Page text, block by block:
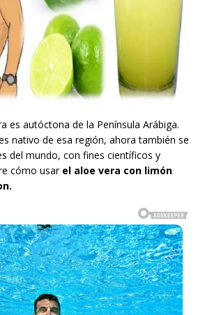
es autóctona de la Península Arábiga.
nativo de esa región, ahora también se
del mundo, con fines científicos y
cómo usar el aloe vera con limón